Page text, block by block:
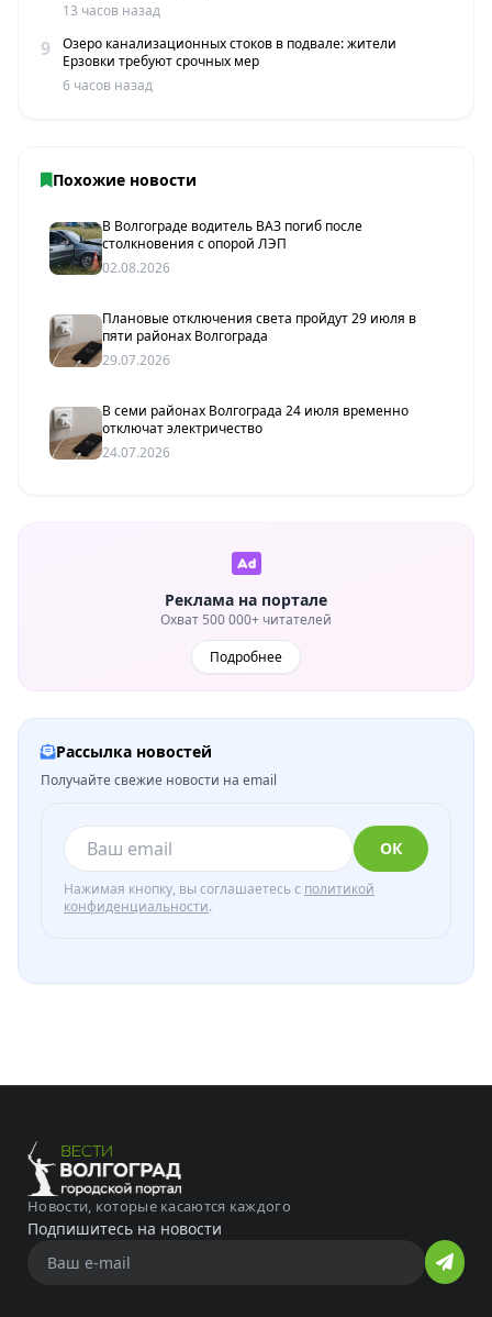
13 часов назад
9
Озеро канализационных стоков в подвале: жители
Ерзовки требуют срочных мер
6 часов назад
Похожие новости
В Волгограде водитель ВАЗ погиб после
столкновения с опорой ЛЭП
02.08.2026
Плановые отключения света пройдут 29 июля в
пяти районах Волгограда
29.07.2026
В семи районах Волгограда 24 июля временно
отключат электричество
24.07.2026
Реклама на портале
Охват 500 000+ читателей
Подробнее
Рассылка новостей
Получайте свежие новости на email
ОК
Нажимая кнопку, вы соглашаетесь с политикой
конфиденциальности.
Новости, которые касаются каждого
Подпишитесь на новости